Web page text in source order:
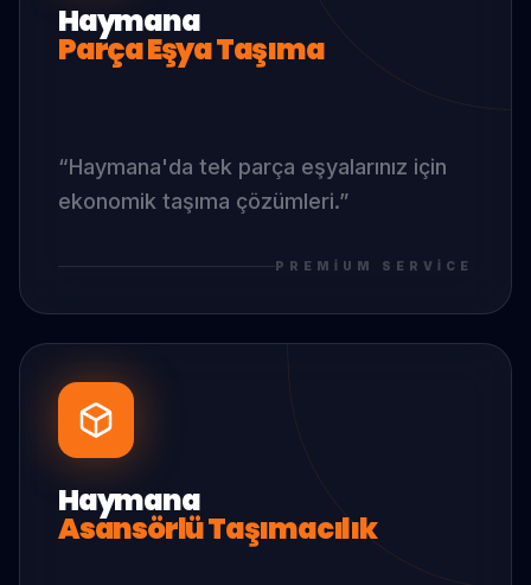
Haymana
Parça Eşya Taşıma
“Haymana'da tek parça eşyalarınız için
ekonomik taşıma çözümleri.”
PREMIUM SERVICE
Haymana
Asansörlü Taşımacılık